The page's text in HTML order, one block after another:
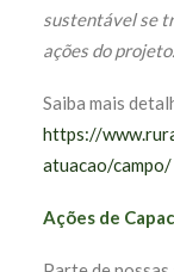
sustentável se
ações do
Saiba mais
https://
atuacao/campo/
Ações de